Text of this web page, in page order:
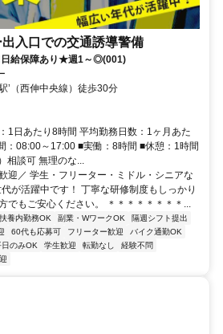
入口での交通誘導警備
給保障あり★週1～◎(001)
’（西伸中央線）徒歩30分
1日あたり8時間 平均勤務日数：1ヶ月あた
：08:00～17:00 ■実働：8時間 ■休憩：1時間
相談可 無理のな...
迎／ 学生・フリーター・ミドル・シニアな
が活躍中です！ 丁寧な研修制度もしっかり
でもご安心ください。 ＊＊＊＊＊＊＊＊...
扶養内勤務OK 副業・WワークOK
隔週シフト提出
60代も応募可 フリーター歓迎
バイク通勤OK
日のみOK 学生歓迎 転勤なし
経験不問